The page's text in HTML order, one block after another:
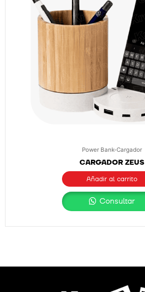
Power Bank-Cargador
CARGADOR ZEUS
Añadir al carrito
Consultar